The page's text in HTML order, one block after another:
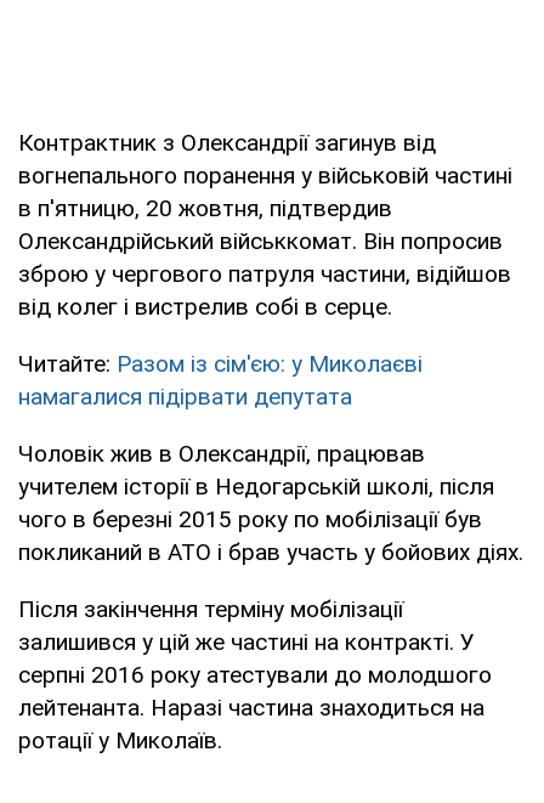
Контрактник з Олександрії загинув від
вогнепального поранення у військовій частині
в п'ятницю, 20 жовтня, підтвердив
Олександрійський військкомат. Він попросив
зброю у чергового патруля частини, відійшов
від колег і вистрелив собі в серце.
Читайте: Разом із сім'єю: у Миколаєві
намагалися підірвати депутата
Чоловік жив в Олександрії, працював
учителем історії в Недогарській школі, після
чого в березні 2015 року по мобілізації був
покликаний в АТО і брав участь у бойових діях.
Після закінчення терміну мобілізації
залишився у цій же частині на контракті. У
серпні 2016 року атестували до молодшого
лейтенанта. Наразі частина знаходиться на
ротації у Миколаїв.